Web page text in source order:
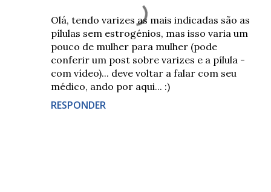
Olá, tendo varizes as mais indicadas são as
pílulas sem estrogénios, mas isso varia um
pouco de mulher para mulher (pode
conferir um post sobre varizes e a pílula -
com vídeo)... deve voltar a falar com seu
médico, ando por aqui... :)
RESPONDER